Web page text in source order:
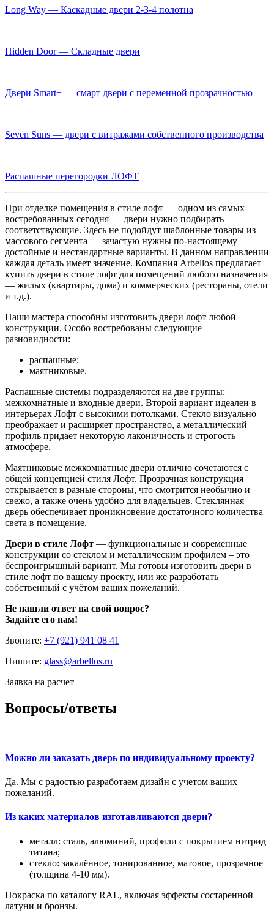
Long Way — Каскадные двери 2-3-4 полотна
Hidden Door — Складные двери
Двери Smart+ — смарт двери с переменной прозрачностью
Seven Suns — двери с витражами собственного производства
Распашные перегородки ЛОФТ
При отделке помещения в стиле лофт — одном из самых
востребованных сегодня — двери нужно подбирать
соответствующие. Здесь не подойдут шаблонные товары из
массового сегмента — зачастую нужны по-настоящему
достойные и нестандартные варианты. В данном направлении
каждая деталь имеет значение. Компания Arbellos предлагает
купить двери в стиле лофт для помещений любого назначения
— жилых (квартиры, дома) и коммерческих (рестораны, отели
и т.д.).
Наши мастера способны изготовить двери лофт любой
конструкции. Особо востребованы следующие
разновидности:
распашные;
маятниковые.
Распашные системы подразделяются на две группы:
межкомнатные и входные двери. Второй вариант идеален в
интерьерах Лофт с высокими потолками. Стекло визуально
преображает и расширяет пространство, а металлический
профиль придает некоторую лаконичность и строгость
атмосфере.
Маятниковые межкомнатные двери отлично сочетаются с
общей концепцией стиля Лофт. Прозрачная конструкция
открывается в разные стороны, что смотрится необычно и
свежо, а также очень удобно для владельцев. Стеклянная
дверь обеспечивает проникновение достаточного количества
света в помещение.
Двери в стиле Лофт — функциональные и современные
конструкции со стеклом и металлическим профилем – это
беспроигрышный вариант. Мы готовы изготовить двери в
стиле лофт по вашему проекту, или же разработать
собственный с учётом ваших пожеланий.
Не нашли ответ на свой вопрос?
Задайте его нам!
Звоните: +7 (921) 941 08 41
Пишите: glass@arbellos.ru
Заявка на расчет
Вопросы/ответы
Можно ли заказать дверь по индивидуальному проекту?
Да. Мы с радостью разработаем дизайн с учетом ваших
пожеланий.
Из каких материалов изготавливаются двери?
металл: сталь, алюминий, профили с покрытием нитрид
титана;
стекло: закалённое, тонированное, матовое, прозрачное
(толщина 4-10 мм).
Покраска по каталогу RAL, включая эффекты состаренной
латуни и бронзы.